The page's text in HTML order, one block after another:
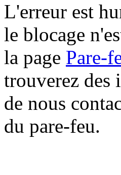
L'erreur est
le blocage
la page Pare-
trouverez des
de nous
du pare-feu.